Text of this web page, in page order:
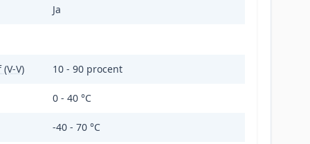
Ja
V) 10 - 90 procent
0 - 40 °C
-40 - 70 °C